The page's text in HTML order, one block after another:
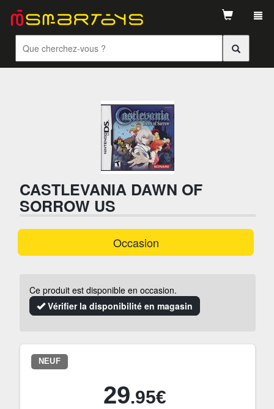
CASTLEVANIA DAWN OF
SORROW US
Occasion
Ce produit est disponible en occasion.
Vérifier la disponibilité en magasin
NEUF
29.95€